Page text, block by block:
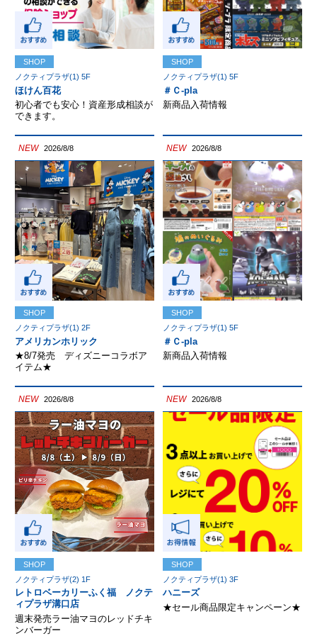
SHOP
ノクティプラザ(1) 5F
ほけん百花
初心者でも安心！資産形成相談が
できます。
SHOP
ノクティプラザ(1) 5F
＃Ｃ-pla
新商品入荷情報
NEW 2026/8/8
SHOP
ノクティプラザ(1) 2F
アメリカンホリック
★8/7発売 ディズニーコラボア
イテム★
NEW 2026/8/8
SHOP
ノクティプラザ(1) 5F
＃Ｃ-pla
新商品入荷情報
NEW 2026/8/8
SHOP
ノクティプラザ(2) 1F
レトロベーカリーふく福 ノクテ
ィプラザ溝口店
週末発売ラー油マヨのレッドチキ
ンバーガー
NEW 2026/8/8
SHOP
ノクティプラザ(1) 3F
ハニーズ
★セール商品限定キャンペーン★